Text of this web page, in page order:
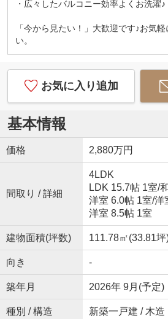
・広々したバルコニー効率よくお洗濯♪
「今から見たい！」大歓迎です♪お気
い。
お気に入り追加
基本情報
価格 2,880万円
間取り / 詳細
4LDK
LDK 15.7帖 1室/
洋室 6.0帖 1室/洋
洋室 8.5帖 1室
建物面積(坪数) 111.78㎡(33.81坪
向き -
築年月 2026年 9月(予定)
種別 / 構造 新築一戸建 / 木造